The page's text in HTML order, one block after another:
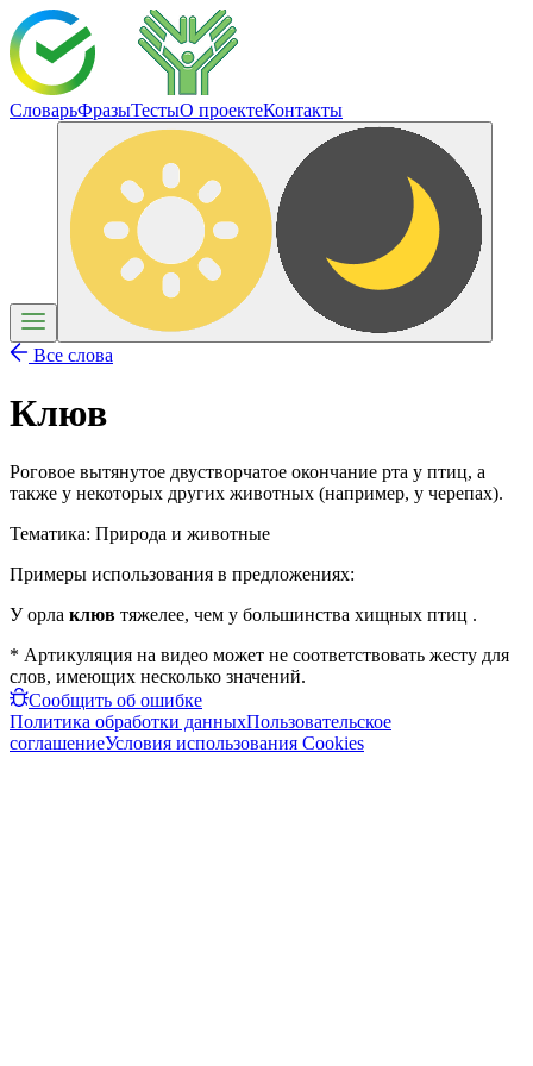
СловарьФразыТестыО проектеКонтакты
Все слова
Клюв
Роговое вытянутое двустворчатое окончание рта у птиц, а
также у некоторых других животных (например, у черепах).
Тематика: Природа и животные
Примеры использования в предложениях:
У орла клюв тяжелее, чем у большинства хищных птиц .
* Артикуляция на видео может не соответствовать жесту для
слов, имеющих несколько значений.
Сообщить об ошибке
Политика обработки данныхПользовательское
соглашениеУсловия использования Cookies